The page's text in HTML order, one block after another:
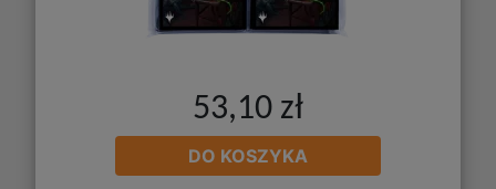
53,10 zł
DO KOSZYKA